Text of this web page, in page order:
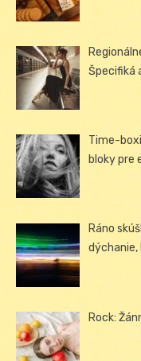
Špecifiká
Time-
bloky pre
Ráno
dýchanie,
Rock: